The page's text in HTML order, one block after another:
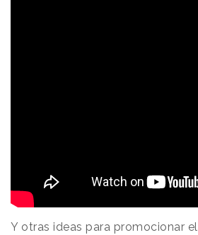
Y otras ideas para promocionar el